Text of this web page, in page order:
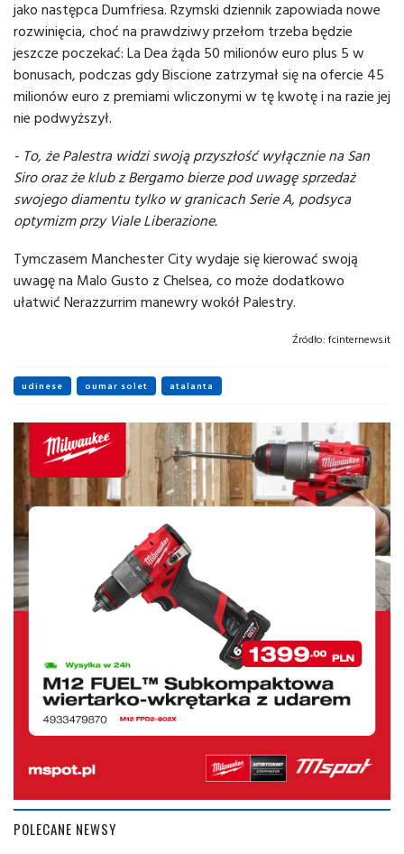
jako następca Dumfriesa. Rzymski dziennik zapowiada nowe
rozwinięcia, choć na prawdziwy przełom trzeba będzie
jeszcze poczekać: La Dea żąda 50 milionów euro plus 5 w
bonusach, podczas gdy Biscione zatrzymał się na ofercie 45
milionów euro z premiami wliczonymi w tę kwotę i na razie jej
nie podwyższył.
- To, że Palestra widzi swoją przyszłość wyłącznie na San
Siro oraz że klub z Bergamo bierze pod uwagę sprzedaż
swojego diamentu tylko w granicach Serie A, podsyca
optymizm przy Viale Liberazione.
Tymczasem Manchester City wydaje się kierować swoją
uwagę na Malo Gusto z Chelsea, co może dodatkowo
ułatwić Nerazzurrim manewry wokół Palestry.
Źródło: fcinternews.it
udinese oumar solet atalanta
POLECANE NEWSY